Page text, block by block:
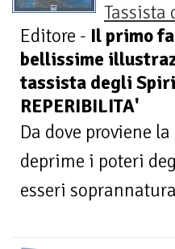
Editore - Il primo
bellissime
tassista degli
REPERIBILITA'
Da dove proviene
deprime i poteri
esseri